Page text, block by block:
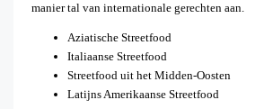
manier tal van internationale gerechten aan.
Aziatische Streetfood
Italiaanse Streetfood
Streetfood uit het Midden-Oosten
Latijns Amerikaanse Streetfood